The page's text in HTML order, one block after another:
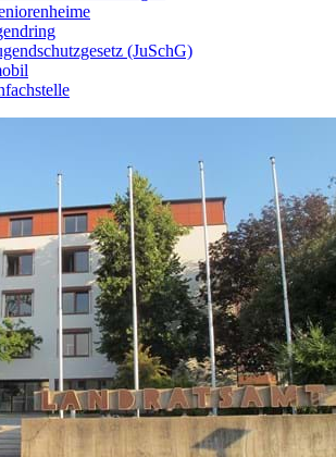
(JuSchG)